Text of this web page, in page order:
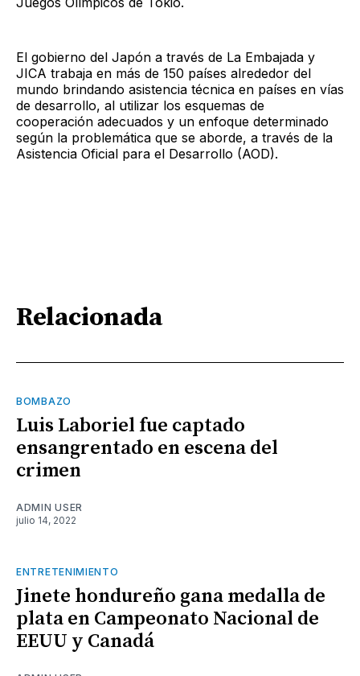
El gobierno del Japón a través de La Embajada y
JICA trabaja en más de 150 países alrededor del
mundo brindando asistencia técnica en países en vías
de desarrollo, al utilizar los esquemas de
cooperación adecuados y un enfoque determinado
según la problemática que se aborde, a través de la
Asistencia Oficial para el Desarrollo (AOD).
Relacionada
BOMBAZO
Luis Laboriel fue captado
ensangrentado en escena del
crimen
ADMIN USER
julio 14, 2022
ENTRETENIMIENTO
Jinete hondureño gana medalla de
plata en Campeonato Nacional de
EEUU y Canadá